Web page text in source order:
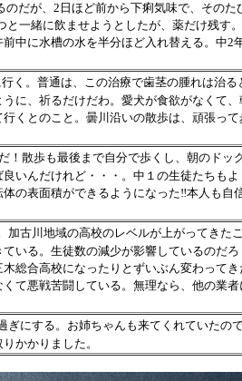
のだが、2日ほど前から下痢気味で、そのた
一緒に飲ませようとしたが、薬だけ残す
中に水槽の水を半分ほど入れ替える。中2
。普通は、この治療で歯茎の腫れは治る
に、祈るだけだわ。愛犬が食欲がなくて、
くとのこと。曇川沿いの散歩は、頑張って
散歩も最後まで自分で歩くし、朝のドッ
いんだけれど・・・。中１の生徒たちもよ
の表面積ができるようになった‼本人も自
古川地域の高校のレベルが上がってきたこ
いる。生徒数の減少が影響しているのだろ
総合高校になったりとずいぶん変わってき
て悪戦苦闘している。無理なら、他の業者
にする。お姉ちゃんも来てくれていたので
かかりました。